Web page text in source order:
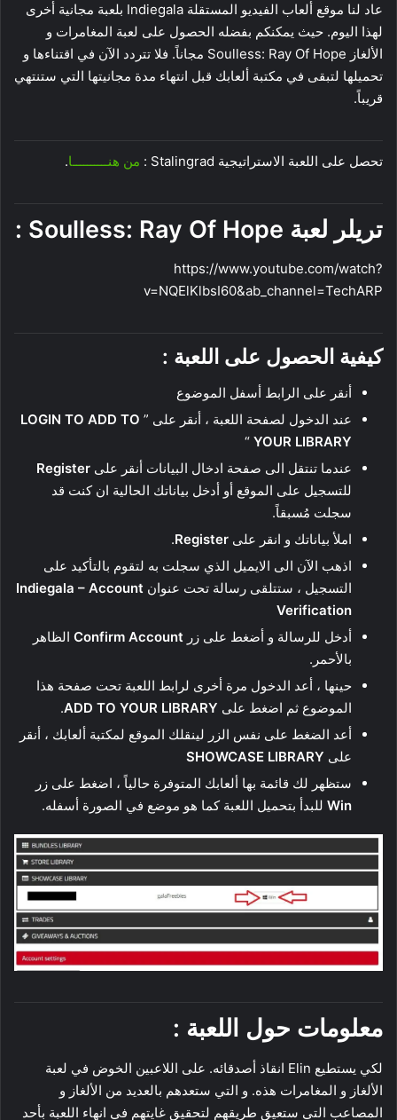
عاد لنا موقع ألعاب الفيديو المستقلة Indiegala بلعبة مجانية أخرى
لهذا اليوم. حيث يمكنكم بفضله الحصول على لعبة المغامرات و
الألغاز Soulless: Ray Of Hope مجاناً. فلا تتردد الآن في اقتناءها و
تحميلها لتبقى في مكتبة ألعابك قبل انتهاء مدة مجانيتها التي ستنتهي
قريباً.
تحصل على اللعبة الاستراتيجية Stalingrad : من هنــــــــــا.
تريلر لعبة Soulless: Ray Of Hope :
https://www.youtube.com/watch?
v=NQElKlbsI60&ab_channel=TechARP
كيفية الحصول على اللعبة :
أنقر على الرابط أسفل الموضوع
عند الدخول لصفحة اللعبة ، أنقر على ” LOGIN TO ADD TO
YOUR LIBRARY
“
عندما تنتقل الى صفحة ادخال البيانات أنقر على Register
للتسجيل على الموقع أو أدخل بياناتك الحالية ان كنت قد
سجلت مُسبقاً.
املأ بياناتك و انقر على Register
.
اذهب الآن الى الايميل الذي سجلت به لتقوم بالتأكيد على
التسجيل ، ستتلقى رسالة تحت عنوان Indiegala – Account
Verification
أدخل للرسالة و أضغط على زر Confirm Account الظاهر
بالأحمر.
حينها ، أعد الدخول مرة أخرى لرابط اللعبة تحت صفحة هذا
الموضوع ثم اضغط على ADD TO YOUR LIBRARY
.
أعد الضغط على نفس الزر لينقلك الموقع لمكتبة ألعابك ، أنقر
على SHOWCASE LIBRARY
ستظهر لك قائمة بها ألعابك المتوفرة حالياً ، اضغط على زر
Win للبدأ بتحميل اللعبة كما هو موضع في الصورة أسفله.
معلومات حول اللعبة :
لكي يستطيع Elin انقاذ أصدقائه. على اللاعبين الخوض في لعبة
الألغاز و المغامرات هذه. و التي ستعدهم بالعديد من الألغاز و
المصاعب التي ستعيق طريقهم لتحقيق غايتهم في انهاء اللعبة بأحد